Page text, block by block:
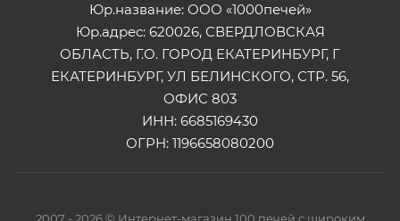
Юр.название: ООО «1000печей»
Юр.адрес: 620026, СВЕРДЛОВСКАЯ
ОБЛАСТЬ, Г.О. ГОРОД ЕКАТЕРИНБУРГ, Г
ЕКАТЕРИНБУРГ, УЛ БЕЛИНСКОГО, СТР. 56,
ОФИС 803
ИНН: 6685169430
ОГРН: 1196658080200